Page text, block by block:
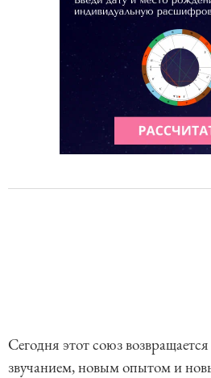
Сегодня этот союз
звучанием, новым опытом и